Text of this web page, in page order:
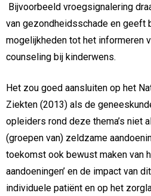
Bijvoorbeeld vroegsignalering
van gezondheidsschade en geeft
mogelijkheden tot het informeren
counseling bij kinderwens.
Het zou goed aansluiten op het
Ziekten (2013) als de
opleiders rond deze thema’s niet
(groepen van) zeldzame
toekomst ook bewust maken van
aandoeningen’ en de impact van
individuele patiënt en op het